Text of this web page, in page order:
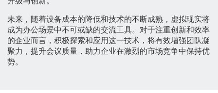
未来，随着设备成本的降低和技术的不断成熟，虚拟现实将
成为办公场景中不可或缺的交流工具。对于注重创新和效率
的企业而言，积极探索和应用这一技术，将有效增强团队凝
聚力，提升会议质量，助力企业在激烈的市场竞争中保持优
势。